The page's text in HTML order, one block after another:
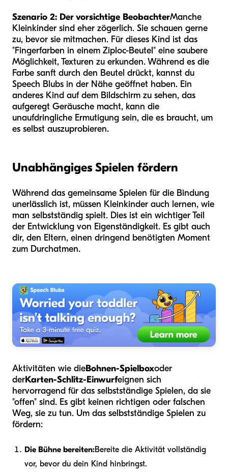
Szenario 2: Der vorsichtige BeobachterManche
Kleinkinder sind eher zögerlich. Sie schauen gerne
zu, bevor sie mitmachen. Für dieses Kind ist das
"Fingerfarben in einem Ziploc-Beutel" eine saubere
Möglichkeit, Texturen zu erkunden. Während es die
Farbe sanft durch den Beutel drückt, kannst du
Speech Blubs in der Nähe geöffnet haben. Ein
anderes Kind auf dem Bildschirm zu sehen, das
aufgeregt Geräusche macht, kann die
unaufdringliche Ermutigung sein, die es braucht, um
es selbst auszuprobieren.
Unabhängiges Spielen fördern
Während das gemeinsame Spielen für die Bindung
unerlässlich ist, müssen Kleinkinder auch lernen, wie
man selbstständig spielt. Dies ist ein wichtiger Teil
der Entwicklung von Eigenständigkeit. Es gibt auch
dir, den Eltern, einen dringend benötigten Moment
zum Durchatmen.
Aktivitäten wie dieBohnen-Spielboxoder
derKarten-Schlitz-Einwurfeignen sich
hervorragend für das selbstständige Spielen, da sie
"offen" sind. Es gibt keinen richtigen oder falschen
Weg, sie zu tun. Um das selbstständige Spielen zu
fördern:
Die Bühne bereiten:Bereite die Aktivität vollständig
vor, bevor du dein Kind hinbringst.